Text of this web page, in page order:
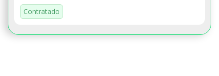
Contratado